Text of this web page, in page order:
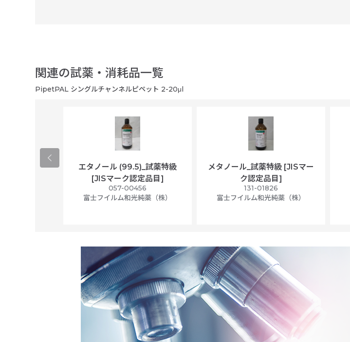
関連の試薬・消耗品一覧
PipetPAL シングルチャンネルピペット 2-20μl
エタノール (99.5)_試薬特級
[JISマーク認定品目]
057-00456
富士フイルム和光純薬（株）
メタノール_試薬特級 [JISマー
ク認定品目]
131-01826
富士フイルム和光純薬（株）